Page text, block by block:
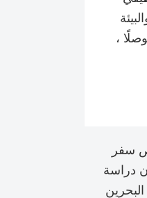
،
سفر
دراسة